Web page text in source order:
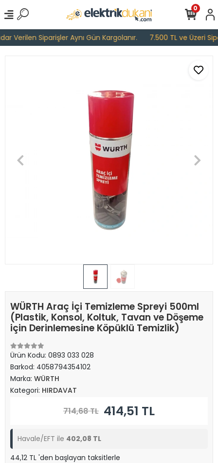
Verilen Siparişler Aynı Gün Kargolanır. 7.500 TL ve Üzeri
0
WÜRTH Araç İçi Temizleme Spreyi 500ml
(Plastik, Konsol, Koltuk, Tavan ve Döşeme
için Derinlemesine Köpüklü Temizlik)
Ürün Kodu: 0893 033 028
Barkod: 4058794354102
Marka: WÜRTH
Kategori: HIRDAVAT
714,68 TL 414,51 TL
Havale/EFT ile 402,08 TL
44,12 TL 'den başlayan taksitlerle